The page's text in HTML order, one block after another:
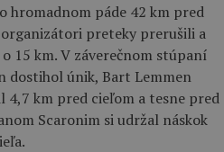
hromadnom páde 42 km pred
preteky prerušili a
15 km. V záverečnom stúpaní
dostihol únik, Bart Lemmen
4,7 km pred cieľom a tesne pred
Scaronim si udržal náskok